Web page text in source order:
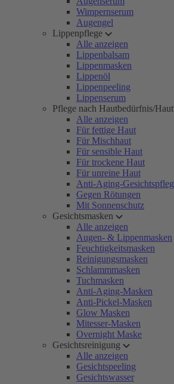
Wimpernserum
Augengel
Lippenpflege
Alle anzeigen
Lippenbalsam
Lippenmasken
Lippenöl
Lippenpeeling
Lippenserum
Pflege nach Hautbedürfnis/
Alle anzeigen
Für fettige Haut
Für Mischhaut
Für sensible Haut
Für trockene Haut
Für unreine Haut
Anti-Aging-
Gegen Rötungen
Mit Sonnenschutz
Gesichtsmasken
Alle anzeigen
Augen- & Lippenmasken
Feuchtigkeitsmasken
Reinigungsmasken
Schlammmasken
Tuchmasken
Anti-Aging-Masken
Anti-Pickel-Masken
Glow Masken
Mitesser-Masken
Overnight Maske
Gesichtsreinigung
Alle anzeigen
Gesichtspeeling
Gesichtswasser